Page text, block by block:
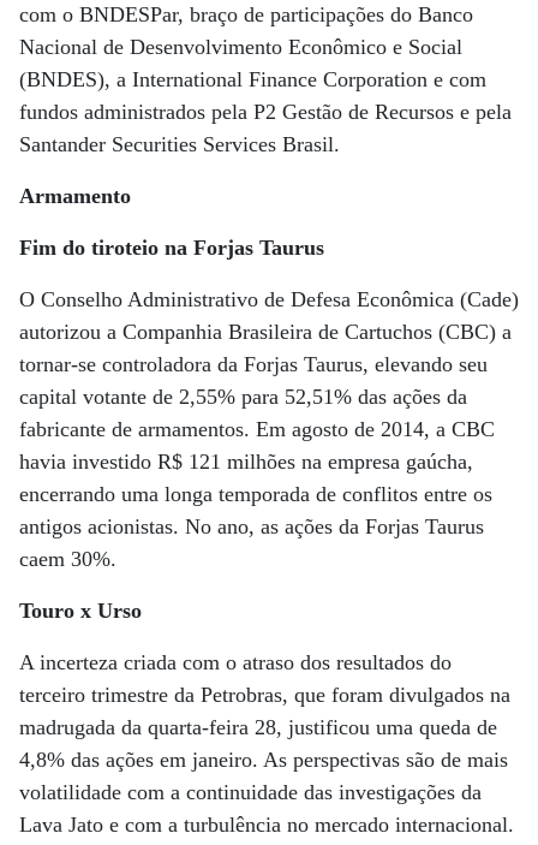
com o BNDESPar, braço de participações do Banco
Nacional de Desenvolvimento Econômico e Social
(BNDES), a International Finance Corporation e com
fundos administrados pela P2 Gestão de Recursos e pela
Santander Securities Services Brasil.
Armamento
Fim do tiroteio na Forjas Taurus
O Conselho Administrativo de Defesa Econômica (Cade)
autorizou a Companhia Brasileira de Cartuchos (CBC) a
tornar-se controladora da Forjas Taurus, elevando seu
capital votante de 2,55% para 52,51% das ações da
fabricante de armamentos. Em agosto de 2014, a CBC
havia investido R$ 121 milhões na empresa gaúcha,
encerrando uma longa temporada de conflitos entre os
antigos acionistas. No ano, as ações da Forjas Taurus
caem 30%.
Touro x Urso
A incerteza criada com o atraso dos resultados do
terceiro trimestre da Petrobras, que foram divulgados na
madrugada da quarta-feira 28, justificou uma queda de
4,8% das ações em janeiro. As perspectivas são de mais
volatilidade com a continuidade das investigações da
Lava Jato e com a turbulência no mercado internacional.